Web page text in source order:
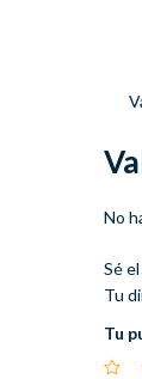
No
Sé
Tu
Tu